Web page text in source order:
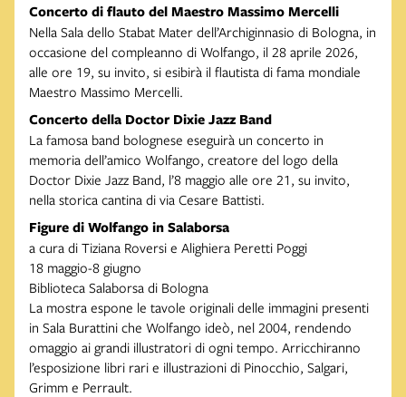
Concerto di flauto del Maestro Massimo Mercelli
Nella Sala dello Stabat Mater dell’Archiginnasio di Bologna, in
occasione del compleanno di Wolfango, il 28 aprile 2026,
alle ore 19, su invito, si esibirà il flautista di fama mondiale
Maestro Massimo Mercelli.
Concerto della Doctor Dixie Jazz Band
La famosa band bolognese eseguirà un concerto in
memoria dell’amico Wolfango, creatore del logo della
Doctor Dixie Jazz Band, l’8 maggio alle ore 21, su invito,
nella storica cantina di via Cesare Battisti.
Figure di Wolfango in Salaborsa
a cura di Tiziana Roversi e Alighiera Peretti Poggi
18 maggio-8 giugno
Biblioteca Salaborsa di Bologna
La mostra espone le tavole originali delle immagini presenti
in Sala Burattini che Wolfango ideò, nel 2004, rendendo
omaggio ai grandi illustratori di ogni tempo. Arricchiranno
l’esposizione libri rari e illustrazioni di Pinocchio, Salgari,
Grimm e Perrault.